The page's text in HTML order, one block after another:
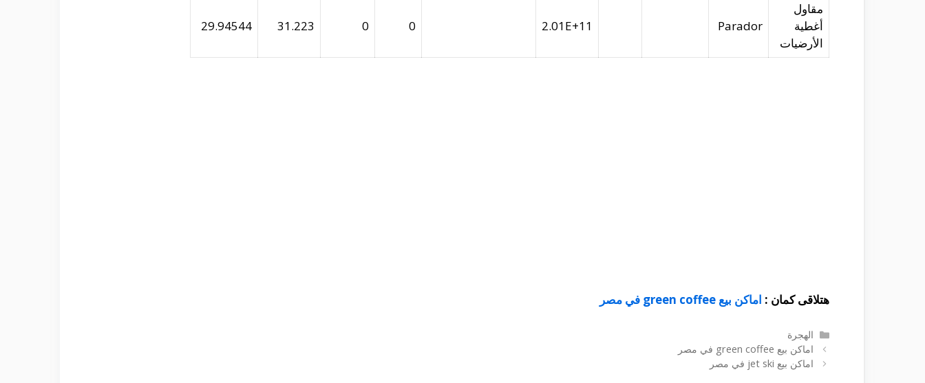
مقاول
أغطية
الأرضيات
Parador
2.01E+11
0
0
31.223
29.94544
هتلاقى كمان : اماكن بيع green coffee في مصر
التصنيفات
الهجرة
اماكن بيع green coffee في مصر
اماكن بيع jet ski في مصر